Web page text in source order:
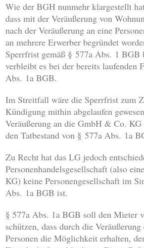
Wie der BGH nunmehr klargestellt
dass mit der Veräußerung von
nach der Veräußerung an eine
an mehrere Erwerber begründet
Sperrfrist gemäß § 577a Abs. 1
verbleibt es bei der bereits laufenden
Abs. 1a BGB.
Im Streitfall wäre die Sperrfrist zum
Kündigung mithin abgelaufen
Veräußerung an die GmbH & Co.
den Tatbestand von § 577a Abs. 1a
Zu Recht hat das LG jedoch
Personenhandelsgesellschaft (also
KG) keine Personengesellschaft im
Abs. 1a BGB ist.
§ 577a Abs. 1a BGB soll den Mieter
schützen, dass durch die
Personen die Möglichkeit erhalten,